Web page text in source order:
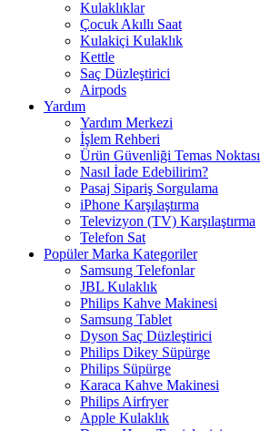
Kulaklıklar
Çocuk Akıllı Saat
Kulakiçi Kulaklık
Kettle
Saç Düzleştirici
Airpods
Yardım
Yardım Merkezi
İşlem Rehberi
Ürün Güvenliği Temas Noktası
Nasıl İade Edebilirim?
Pasaj Sipariş Sorgulama
iPhone Karşılaştırma
Televizyon (TV) Karşılaştırma
Telefon Sat
Popüler Marka Kategoriler
Samsung Telefonlar
JBL Kulaklık
Philips Kahve Makinesi
Samsung Tablet
Dyson Saç Düzleştirici
Philips Dikey Süpürge
Philips Süpürge
Karaca Kahve Makinesi
Philips Airfryer
Apple Kulaklık